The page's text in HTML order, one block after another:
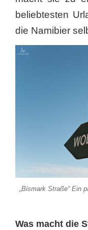
beliebtesten
die Namibier
„Bismark Straße“ Ein
Was macht die